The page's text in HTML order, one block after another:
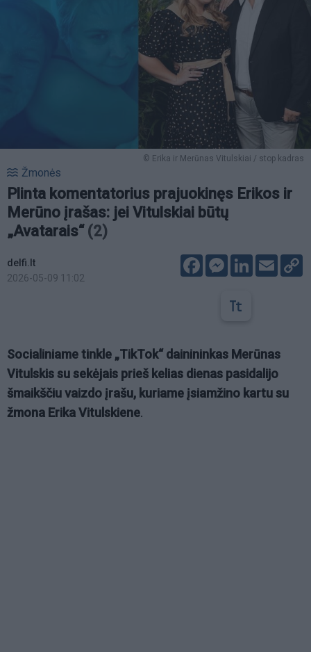
© Erika ir Merūnas Vitulskiai / stop kadras
Žmonės
Plinta komentatorius prajuokinęs Erikos ir
Merūno įrašas: jei Vitulskiai būtų
„Avatarais“ (2)
delfi.lt
2026-05-09 11:02
FacebookMessenger
LinkedIn
Email
Socialiniame tinkle „TikTok“ dainininkas Merūnas
Vitulskis su sekėjais prieš kelias dienas pasidalijo
šmaikščiu vaizdo įrašu, kuriame įsiamžino kartu su
žmona Erika Vitulskiene.